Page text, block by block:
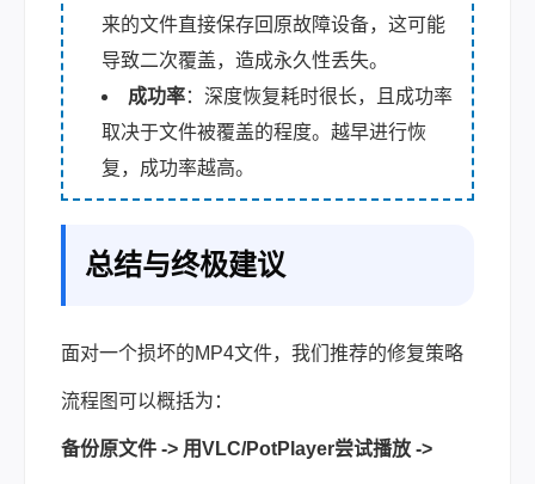
来的文件直接保存回原故障设备，这可能
导致二次覆盖，造成永久性丢失。
成功率：深度恢复耗时很长，且成功率
取决于文件被覆盖的程度。越早进行恢
复，成功率越高。
总结与终极建议
面对一个损坏的MP4文件，我们推荐的修复策略
流程图可以概括为：
备份原文件 -> 用VLC/PotPlayer尝试播放 ->